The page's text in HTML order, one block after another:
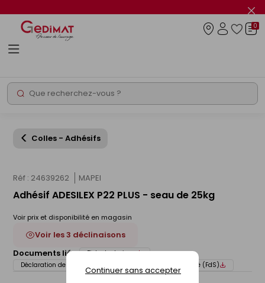
Continuer sans accepter
le
info
Rechercher
0
Colles - Adhésifs
Réf : 24639262 MAPEI
Adhésif ADESILEX P22 PLUS - seau de 25kg
Voir prix et disponibilité en magasin
Voir les 3 déclinaisons
Documents liés :
Fiche technique
Déclaration de performance (DOP)
Fiche de sécurité (FdS)